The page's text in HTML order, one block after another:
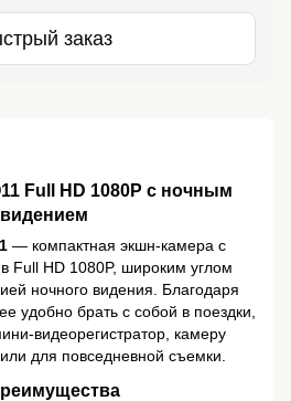
заказ
Full HD 1080P с ночным
видением
— компактная экшн-камера с
Full HD 1080P, широким углом
ночного видения. Благодаря
удобно брать с собой в поездки,
видеорегистратор, камеру
для повседневной съемки.